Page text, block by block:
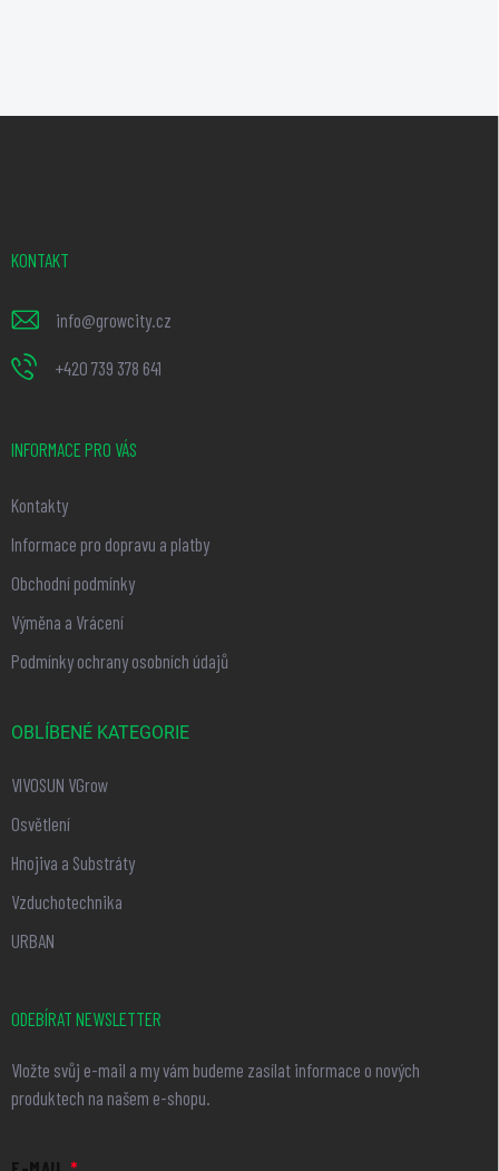
KONTAKT
info@growcity.cz
+420 739 378 641
INFORMACE PRO VÁS
Kontakty
Informace pro dopravu a platby
Obchodní podmínky
Výměna a Vrácení
Podmínky ochrany osobních údajů
OBLÍBENÉ KATEGORIE
VIVOSUN VGrow
Osvětlení
Hnojiva a Substráty
Vzduchotechnika
URBAN
ODEBÍRAT NEWSLETTER
Vložte svůj e-mail a my vám budeme zasílat informace o nových
produktech na našem e-shopu.